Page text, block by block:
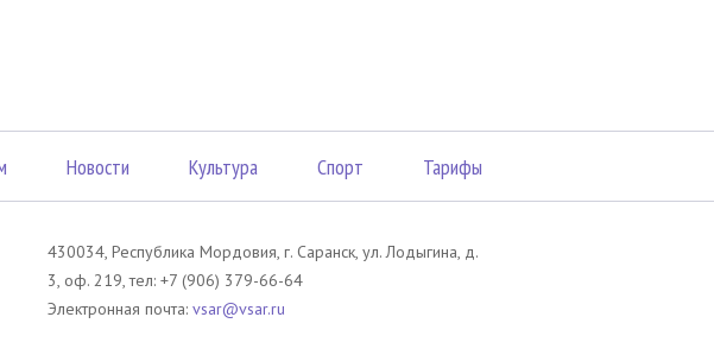
Новости Культура Спорт Тарифы
430034, Республика Мордовия, г. Саранск, ул. Лодыгина, д.
3, оф. 219, тел: +7 (906) 379-66-64
Электронная почта: vsar@vsar.ru